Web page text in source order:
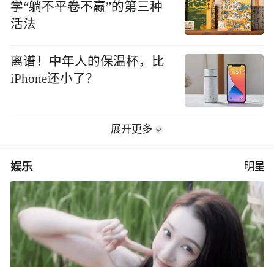
学“躺不平卷不赢”的第三种
活法
离谱！中年人的保温杯，比
iPhone还小了？
展开更多
娱乐 明星